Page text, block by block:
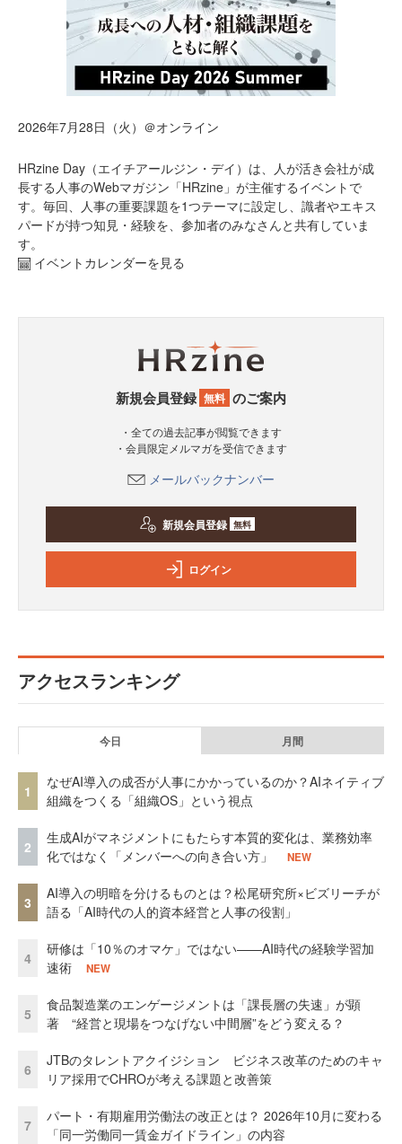
2026年7月28日（火）＠オンライン
HRzine Day（エイチアールジン・デイ）は、人が活き会社が成
長する人事のWebマガジン「HRzine」が主催するイベントで
す。毎回、人事の重要課題を1つテーマに設定し、識者やエキス
パードが持つ知見・経験を、参加者のみなさんと共有していま
す。
イベントカレンダーを見る
新規会員登録 無料 のご案内
・全ての過去記事が閲覧できます
・会員限定メルマガを受信できます
メールバックナンバー
新規会員登録 無料
ログイン
アクセスランキング
今日 月間
1
なぜAI導入の成否が人事にかかっているのか？AIネイティブ
組織をつくる「組織OS」という視点
2
生成AIがマネジメントにもたらす本質的変化は、業務効率
化ではなく「メンバーへの向き合い方」
NEW
3
AI導入の明暗を分けるものとは？松尾研究所×ビズリーチが
語る「AI時代の人的資本経営と人事の役割」
4
研修は「10％のオマケ」ではない——AI時代の経験学習加
速術
NEW
5
食品製造業のエンゲージメントは「課長層の失速」が顕
著 “経営と現場をつなげない中間層”をどう変える？
6
JTBのタレントアクイジション ビジネス改革のためのキャ
リア採用でCHROが考える課題と改善策
7
パート・有期雇用労働法の改正とは？ 2026年10月に変わる
「同一労働同一賃金ガイドライン」の内容